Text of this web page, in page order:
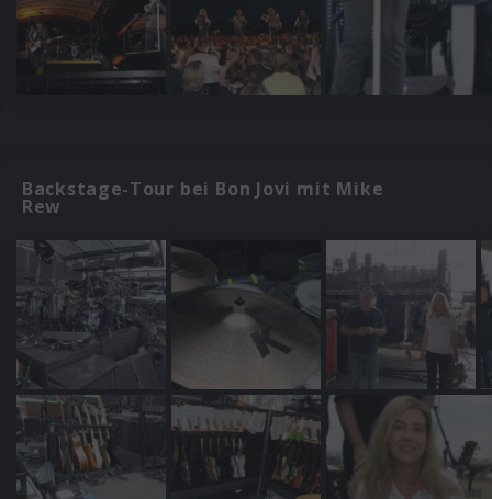
Backstage-Tour bei Bon Jovi mit Mike
Rew